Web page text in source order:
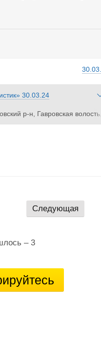
30.03.24
р-н, Гавровская
Следующая
– 3